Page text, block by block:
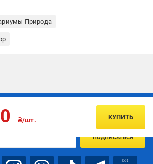
Природа
₴/шт. КУПИТЬ
чтобы узнавать первым об акцияx и
ПОДПИСАТЬСЯ
bot